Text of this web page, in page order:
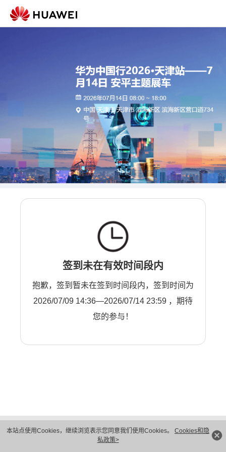
本站点使用Cookies，继续浏览表示您同意我们使用Cookies。 Cookies和隐
私政策>
签到未在有效时间段内
抱歉，签到暂未在签到时间段内，签到时间为
2026/07/09 14:36—2026/07/14 23:59 ，期待
您的参与！
隐私保护
法律声明